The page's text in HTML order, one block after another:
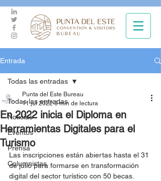
Entrada
Todas las entradas
Noticias
Eventos
Prensa
Columnistas
Todas las entradas
En 2022 inicia el Diploma en
Herramientas Digitales para el
Turismo
Punta del Este Bureau
11 jul 2022 3 min de lectura
Las inscripciones están abiertas hasta el 31
de julio para formarse en transformación
digital del sector turístico con 50 becas.